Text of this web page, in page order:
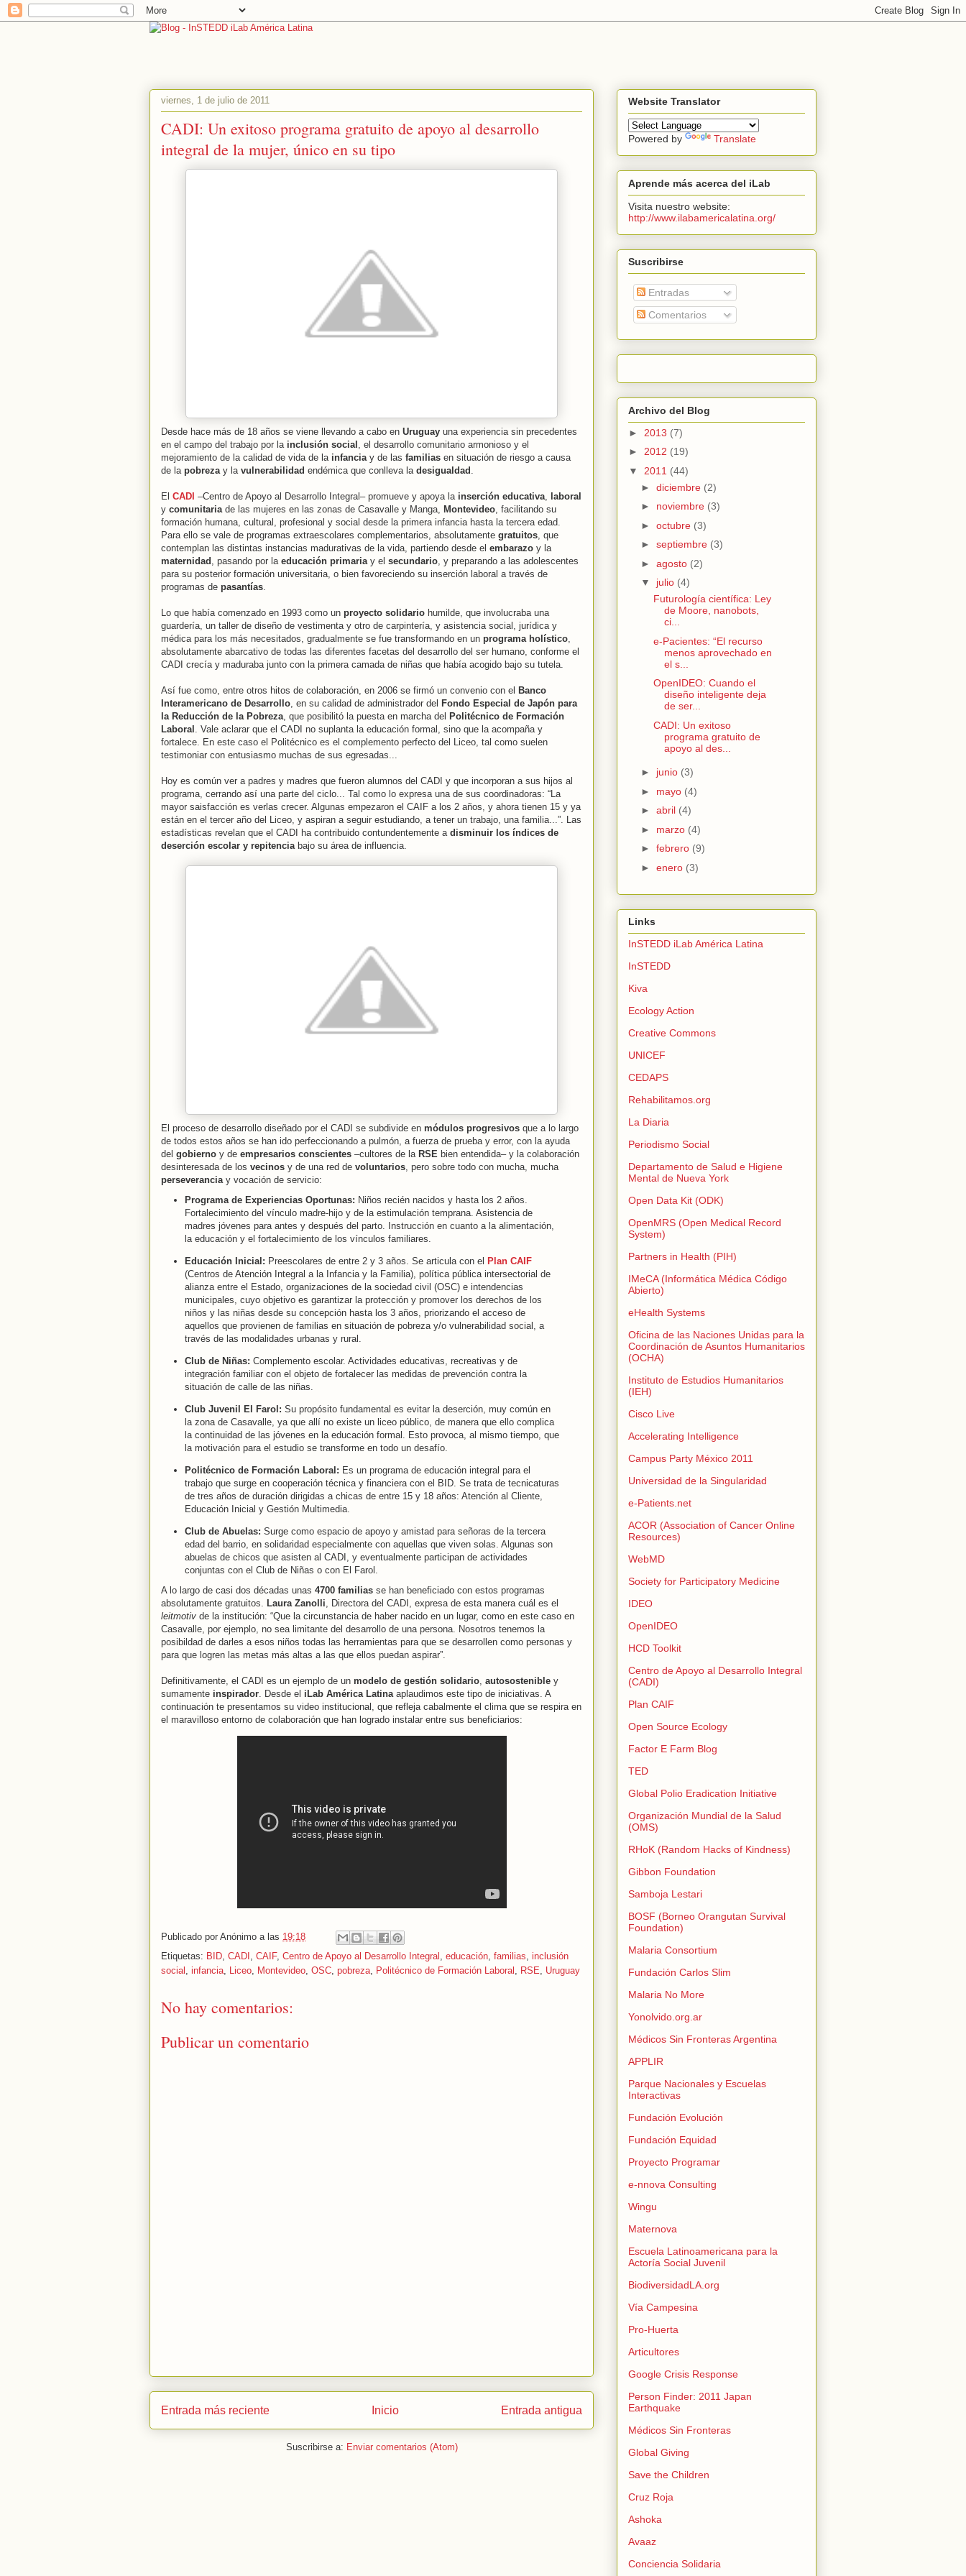
viernes, 1 de julio de 2011
CADI: Un exitoso programa gratuito de apoyo al desarrollo
integral de la mujer, único en su tipo
Desde hace más de 18 años se viene llevando a cabo en Uruguay una experiencia sin precedentes
en el campo del trabajo por la inclusión social , el desarrollo comunitario armonioso y el
mejoramiento de la calidad de vida de la infanciay de las familias en situación de riesgo a causa
de la pobrezay la vulnerabilidad endémica que conlleva la desigualdad .
El CADI –Centro de Apoyo al Desarrollo Integral– promueve y apoya la inserción educativa, laboral
y comunitariade las mujeres en las zonas de Casavalle y Manga, Montevideo, facilitando su
formación humana, cultural, profesional y social desde la primera infancia hasta la tercera edad.
Para ello se vale de programas extraescolares complementarios, absolutamente gratuitos, que
contemplan las distintas instancias madurativas de la vida, partiendo desde el embarazo y la
maternidad , pasando por la educación primariay el secundario, y preparando a las adolescentes
para su posterior formación universitaria, o bien favoreciendo su inserción laboral a través de
programas de pasantías.
Lo que había comenzado en 1993 como un proyecto solidario humilde, que involucraba una
guardería, un taller de diseño de vestimenta y otro de carpintería, y asistencia social, jurídica y
médica para los más necesitados, gradualmente se fue transformando en un programa holístico,
absolutamente abarcativo de todas las diferentes facetas del desarrollo del ser humano, conforme el
CADI crecía y maduraba junto con la primera camada de niñas que había acogido bajo su tutela.
Así fue como, entre otros hitos de colaboración, en 2006 se firmó un convenio con el Banco
Interamericano de Desarrollo, en su calidad de administrador del Fondo Especial de Japón para
la Reducción de la Pobreza, que posibilitó la puesta en marcha del Politécnico de Formación
Laboral . Vale aclarar que el CADI no suplanta la educación formal, sino que la acompaña y
fortalece. En este caso el Politécnico es el complemento perfecto del Liceo, tal como suelen
testimoniar con entusiasmo muchas de sus egresadas...
Hoy es común ver a padres y madres que fueron alumnos del CADI y que incorporan a sus hijos al
programa, cerrando así una parte del ciclo... Tal como lo expresa una de sus coordinadoras: “La
mayor saisfacción es verlas crecer. Algunas empezaron el CAIF a los 2 años, y ahora tienen 15 y ya
están en el tercer año del Liceo, y aspiran a seguir estudiando, a tener un trabajo, una familia...”. Las
estadísticas revelan que el CADI ha contribuido contundentemente a disminuir los índices de
deserción escolar y repitenciabajo su área de influencia.
El proceso de desarrollo diseñado por el CADI se subdivide en módulos progresivos que a lo largo
de todos estos años se han ido perfeccionando a pulmón, a fuerza de prueba y error, con la ayuda
del gobierno y de empresarios conscientes –cultores de la RSE bien entendida– y la colaboración
desinteresada de los vecinos y de una red de voluntarios, pero sobre todo con mucha, mucha
perseveranciay vocación de servicio:
Programa de Experiencias Oportunas: Niños recién nacidos y hasta los 2 años.
Fortalecimiento del vínculo madre-hijo y de la estimulación temprana. Asistencia de
madres jóvenes para antes y después del parto. Instrucción en cuanto a la alimentación,
la educación y el fortalecimiento de los vínculos familiares.
Educación Inicial: Preescolares de entre 2 y 3 años. Se articula con el Plan CAIF
(Centros de Atención Integral a la Infancia y la Familia), política pública intersectorial de
alianza entre el Estado, organizaciones de la sociedad civil (OSC) e intendencias
municipales, cuyo objetivo es garantizar la protección y promover los derechos de los
niños y las niñas desde su concepción hasta los 3 años, priorizando el acceso de
aquellos que provienen de familias en situación de pobreza y/o vulnerabilidad social, a
través de las modalidades urbanas y rural.
Club de Niñas: Complemento escolar. Actividades educativas, recreativas y de
integración familiar con el objeto de fortalecer las medidas de prevención contra la
situación de calle de las niñas.
Club Juvenil El Farol: Su propósito fundamental es evitar la deserción, muy común en
la zona de Casavalle, ya que allí no existe un liceo público, de manera que ello complica
la continuidad de las jóvenes en la educación formal. Esto provoca, al mismo tiempo, que
la motivación para el estudio se transforme en todo un desafío.
Politécnico de Formación Laboral: Es un programa de educación integral para el
trabajo que surge en cooperación técnica y financiera con el BID. Se trata de tecnicaturas
de tres años de duración dirigidas a chicas de entre 15 y 18 años: Atención al Cliente,
Educación Inicial y Gestión Multimedia.
Club de Abuelas: Surge como espacio de apoyo y amistad para señoras de la tercera
edad del barrio, en solidaridad especialmente con aquellas que viven solas. Algunas son
abuelas de chicos que asisten al CADI, y eventualmente participan de actividades
conjuntas con el Club de Niñas o con El Farol.
A lo largo de casi dos décadas unas 4700 familias se han beneficiado con estos programas
absolutamente gratuitos. Laura Zanolli , Directora del CADI, expresa de esta manera cuál es el
leitmotiv de la institución: “Que la circunstancia de haber nacido en un lugar, como en este caso en
Casavalle, por ejemplo, no sea limitante del desarrollo de una persona. Nosotros tenemos la
posibildad de darles a esos niños todas las herramientas para que se desarrollen como personas y
para que logren las metas más altas a las que ellos puedan aspirar”.
Definitivamente, el CADI es un ejemplo de un modelo de gestión solidario autosostenible y
sumamente inspirador . Desde el iLab América Latina aplaudimos este tipo de iniciativas. A
continuación te presentamos su video institucional, que refleja cabalmente el clima que se respira en
el maravilloso entorno de colaboración que han logrado instalar entre sus beneficiarios:
Publicado por Anónimo a las 19:18
Etiquetas: BID CADI CAIF, Centro de Apoyo al Desarrollo Integral educación familias inclusión
social infancia Liceo Montevideo OSC pobreza Politécnico de Formación Laboral RSE Uruguay
No hay comentarios:
Publicar un comentario
Entrada más reciente Entrada antigua
Inicio
Suscribirse a: Enviar comentarios (Atom)
Website Translator
Powered by Translate
Aprende más acerca del iLab
Visita nuestro website:
http://www.ilabamericalatina.org/
Suscribirse
Entradas
Comentarios
Archivo del Blog
► 2013 (7)
► 2012 (19)
▼ 2011 (44)
► diciembre (2)
► noviembre (3)
► octubre (3)
► septiembre (3)
► agosto (2)
▼ julio (4)
Futurología científica: Ley
de Moore, nanobots,
ci...
e-Pacientes: “El recurso
menos aprovechado en
el s...
OpenIDEO: Cuando el
diseño inteligente deja
de ser...
CADI: Un exitoso
programa gratuito de
apoyo al des...
► junio (3)
► mayo (4)
► abril (4)
► marzo (4)
► febrero (9)
► enero (3)
Links
InSTEDD iLab América Latina
InSTEDD
Kiva
Ecology Action
Creative Commons
UNICEF
CEDAPS
Rehabilitamos.org
La Diaria
Periodismo Social
Departamento de Salud e Higiene
Mental de Nueva York
Open Data Kit (ODK)
OpenMRS (Open Medical Record
System)
Partners in Health (PIH)
IMeCA (Informática Médica Código
Abierto)
eHealth Systems
Oficina de las Naciones Unidas para la
Coordinación de Asuntos Humanitarios
(OCHA)
Instituto de Estudios Humanitarios
(IEH)
Cisco Live
Accelerating Intelligence
Campus Party México 2011
Universidad de la Singularidad
e-Patients.net
ACOR (Association of Cancer Online
Resources)
WebMD
Society for Participatory Medicine
IDEO
OpenIDEO
HCD Toolkit
Centro de Apoyo al Desarrollo Integral
(CADI)
Plan CAIF
Open Source Ecology
Factor E Farm Blog
TED
Global Polio Eradication Initiative
Organización Mundial de la Salud
(OMS)
RHoK (Random Hacks of Kindness)
Gibbon Foundation
Samboja Lestari
BOSF (Borneo Orangutan Survival
Foundation)
Malaria Consortium
Fundación Carlos Slim
Malaria No More
Yonolvido.org.ar
Médicos Sin Fronteras Argentina
APPLIR
Parque Nacionales y Escuelas
Interactivas
Fundación Evolución
Fundación Equidad
Proyecto Programar
e-nnova Consulting
Wingu
Maternova
Escuela Latinoamericana para la
Actoría Social Juvenil
BiodiversidadLA.org
Vía Campesina
Pro-Huerta
Articultores
Google Crisis Response
Person Finder: 2011 Japan
Earthquake
Médicos Sin Fronteras
Global Giving
Save the Children
Cruz Roja
Ashoka
Avaaz
Conciencia Solidaria